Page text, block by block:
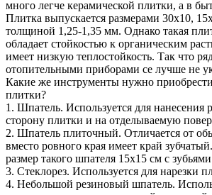
много легче керамической плитки, а в
Плитка выпускается размерами 30x10,
толщиной 1,25-1,35 мм. Однако такая
обладает стойкостью к органическим
имеет низкую теплостойкость. Так что
отопительными приборами се лучше не
Какие же инструменты нужно
плитки?
1. Шпатель. Используется для нанесения
сторону плитки и на отделываемую
2. Шпатель плиточный. Отличается от
вместо ровного края имеет край
размер такого шпателя 15x15 см с
3. Стеклорез. Используется для нарезки
4. Небольшой резиновый шпатель.